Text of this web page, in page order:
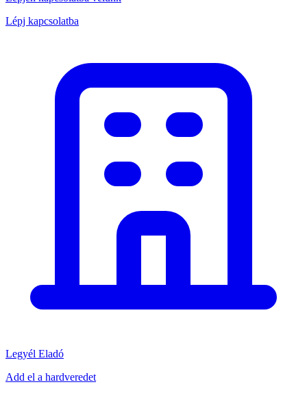
Lépj kapcsolatba
Legyél Eladó
Add el a hardveredet